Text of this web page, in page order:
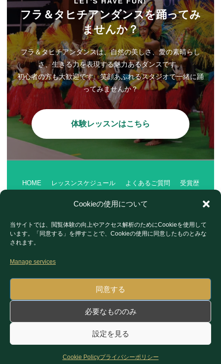
Cookieの使用について
当サイトでは、閲覧体験の向上やアクセス解析のためにCookieを使用して
います。「同意する」を押すことで、Cookieの使用に同意したものとみな
されます。
Manage services
同意する
必要なもののみ
設定を見る
Cookie Policyプライバシーポリシー
フラ＆タヒチアンダンスを踊ってみ
ませんか？
フラ＆タヒチアンダンスは、自然の美しさ、愛の素晴らし
さ、生きる力を表現する魅力あるダンスです。
初心者の方も大歓迎です。笑顔あふれるスタジオで一緒に踊
ってみませんか？
体験レッスンはこちら
HOME レッスンスケジュール よくあるご質問 受賞歴
プライバシーポリシー フォトギャラリー
静岡県浜松市浜名区沼265-5 服部ビル2F
TEL：080-3061-8331
© TEAM BLENDA. All Rights Reserved.